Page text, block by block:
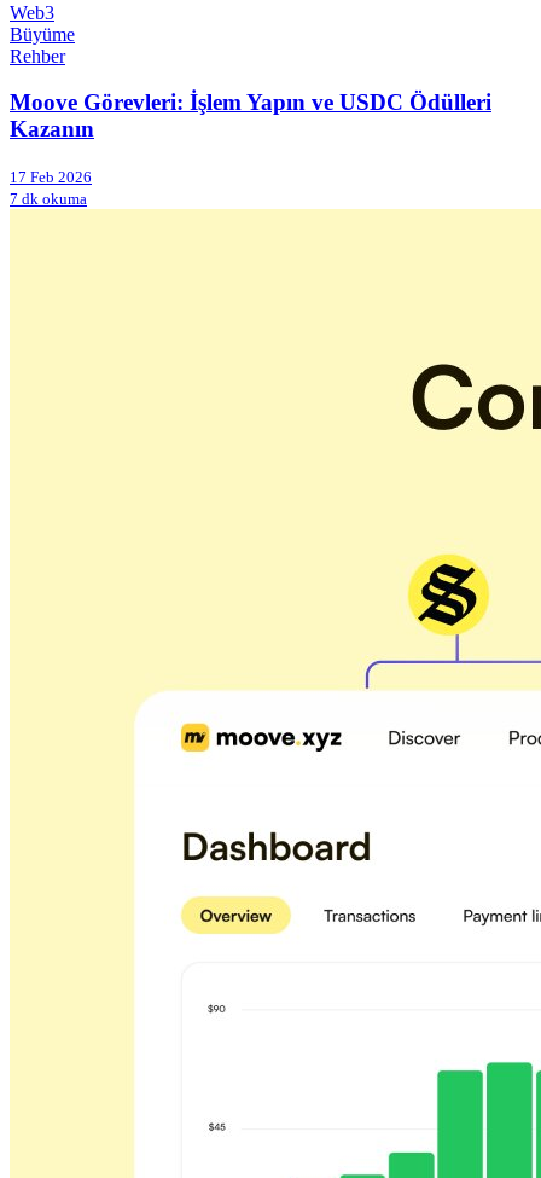
Web3
Büyüme
Rehber
Moove Görevleri: İşlem Yapın ve USDC Ödülleri
Kazanın
17 Feb 2026
7 dk okuma